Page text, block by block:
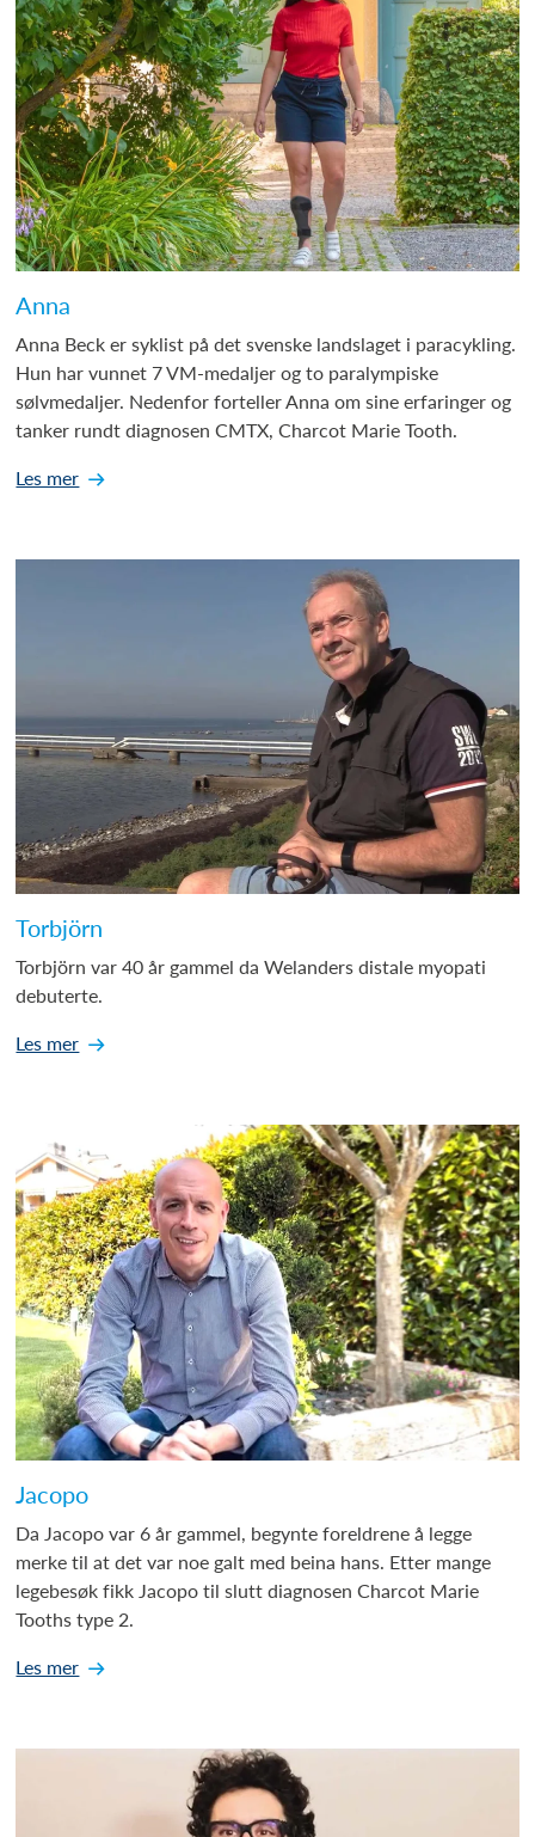
Anna
Anna Beck er syklist på det svenske landslaget i paracykling.
Hun har vunnet 7 VM-medaljer og to paralympiske
sølvmedaljer. Nedenfor forteller Anna om sine erfaringer og
tanker rundt diagnosen CMTX, Charcot Marie Tooth.
Les mer
Torbjörn
Torbjörn var 40 år gammel da Welanders distale myopati
debuterte.
Les mer
Jacopo
Da Jacopo var 6 år gammel, begynte foreldrene å legge
merke til at det var noe galt med beina hans. Etter mange
legebesøk fikk Jacopo til slutt diagnosen Charcot Marie
Tooths type 2.
Les mer